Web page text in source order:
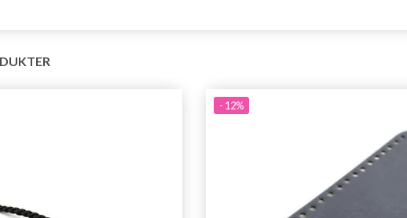
- 12%